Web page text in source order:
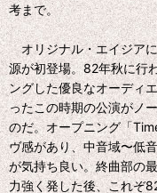
考まで。
オリジナル・エイジア
源が初登場。82年秋に行
ングした優良なオーディ
ったこの時期の公演がノ
のだ。オープニング「
ヴ感があり、中音域〜低
が気持ち良い。終曲部の
力強く発した後、これぞ